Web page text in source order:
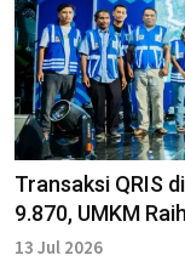
Transaksi QRIS
9.870, UMKM
13 Jul 2026